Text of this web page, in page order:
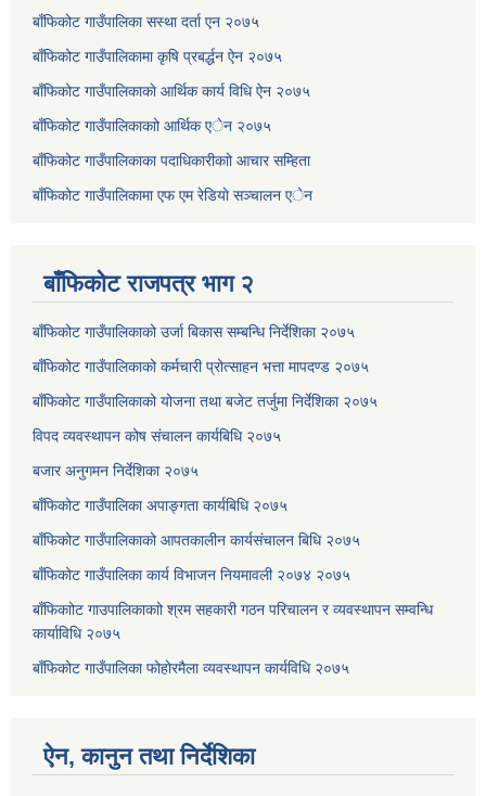
बाँफिकोट गाउँपालिका सस्था दर्ता एन २०७५
बाँफिकोट गाउँपालिकामा कृषि प्रबर्द्धन ऐन २०७५
बाँफिकोट गाउँपालिकाकाे आर्थिक कार्य विधि ऐन २०७५
बाँफिकोट गाउँपालिकाकाो आर्थिक एेन २०७५
बाँफिकोट गाउँपालिकाका पदाधिकारीकाो आचार सम्हिता
बाँफिकोट गाउँपालिकामा एफ एम रेडियाे सञ्चालन एेन
बाँफिकोट राजपत्र भाग २
बाँफिकोट गाउँपालिकाको उर्जा बिकास सम्बन्धि निर्देशिका २०७५
बाँफिकोट गाउँपालिकाको कर्मचारी प्रोत्साहन भत्ता मापदण्ड २०७५
बाँफिकोट गाउँपालिकाको योजना तथा बजेट तर्जुमा निर्देशिका २०७५
विपद व्यवस्थापन कोष संचालन कार्यबिधि २०७५
बजार अनुगमन निर्देशिका २०७५
बाँफिकोट गाउँपालिका अपाङ्गता कार्यबिधि २०७५
बाँफिकोट गाउँपालिकाको आपतकालीन कार्यसंचालन बिधि २०७५
बाँफिकोट गाउँपालिका कार्य विभाजन नियमावली २०७४ २०७५
बाँफिकाोट गाउपालिकाकाो श्रम सहकारी गठन परिचालन र व्यवस्थापन सम्वन्धि
कार्याविधि २०७५
बाँफिकोट गाउँपालिका फोहोरमैला व्यवस्थापन कार्यविधि २०७५
ऐन, कानुन तथा निर्देशिका